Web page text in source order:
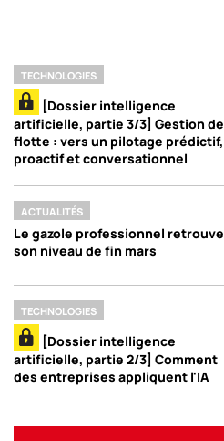
TECHNOLOGIES
[Dossier intelligence
artificielle, partie 3/3] Gestion de
flotte : vers un pilotage prédictif,
proactif et conversationnel
ACTUALITÉS
Le gazole professionnel retrouve
son niveau de fin mars
TECHNOLOGIES
[Dossier intelligence
artificielle, partie 2/3] Comment
des entreprises appliquent l'IA